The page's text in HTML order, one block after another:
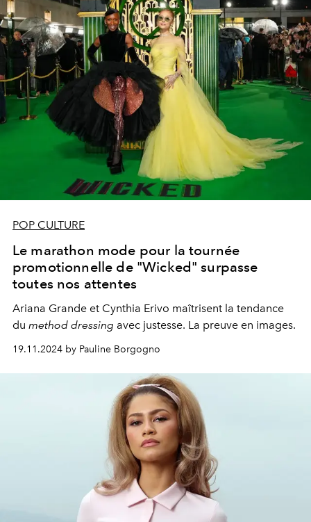
POP CULTURE
Le marathon mode pour la tournée
promotionnelle de "Wicked" surpasse
toutes nos attentes
Ariana Grande et Cynthia Erivo maîtrisent la tendance
du method dressing avec justesse. La preuve en images.
19.11.2024 by Pauline Borgogno